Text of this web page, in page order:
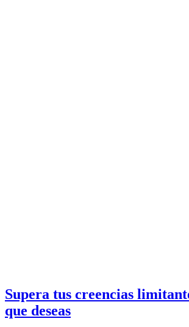
Supera tus creencias
que deseas